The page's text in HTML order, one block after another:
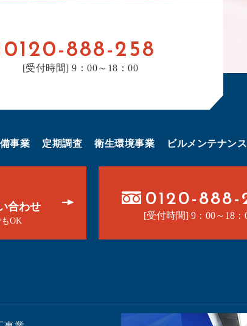
0120-888-258
[受付時間] 9：00～18：00
事業 定期調査 衛生環境事業 ビルメンテナンス
合わせ
OK
0120-888-
[受付時間] 9：00～18：